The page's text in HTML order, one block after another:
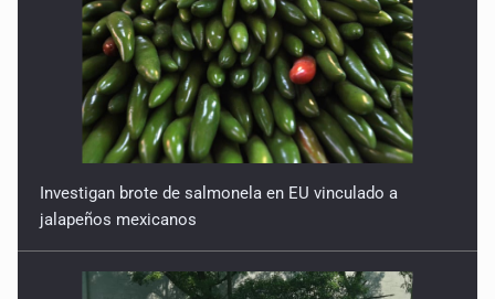
Investigan brote de salmonela en EU vinculado a
jalapeños mexicanos